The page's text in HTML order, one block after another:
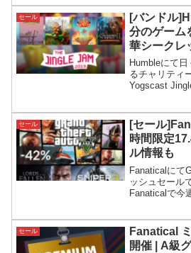
セール
[バンドル
分のゲーム
華シークレ
ト
Humbleにて
るチャリティ
Yogscast
12月20日ま
セール
[セール
時間限定
ル情報も
Fanaticalにて
ッシュセール
Fanaticalで今
セール
Fanatical
開催 | A級